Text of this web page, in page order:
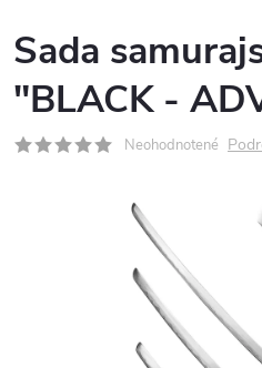
Sada
"BLACK -
Neohodnotené